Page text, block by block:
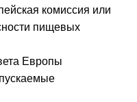
комиссия или
пищевых
Европы